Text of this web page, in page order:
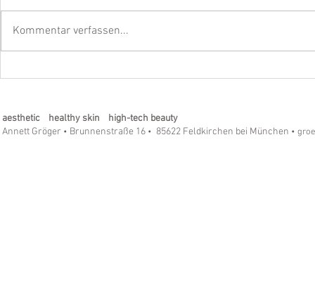
Kommentar verfassen...
aesthetic healthy skin high-tech beauty
Annett Gröger • Brunnenstraße 16 • 85622 Feldkirchen bei München •